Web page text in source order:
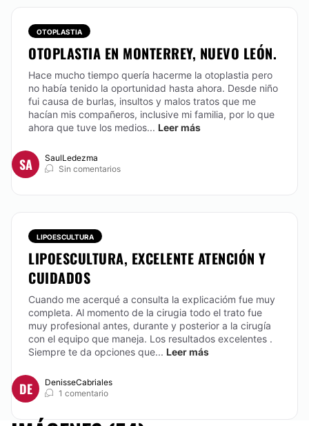
OTOPLASTIA
OTOPLASTIA EN MONTERREY, NUEVO LEÓN.
Hace mucho tiempo quería hacerme la otoplastia pero
no había tenido la oportunidad hasta ahora. Desde niño
fui causa de burlas, insultos y malos tratos que me
hacían mis compañeros, inclusive mi familia, por lo que
ahora que tuve los medios... Leer más
SA
SaulLedezma
Sin comentarios
LIPOESCULTURA
LIPOESCULTURA, EXCELENTE ATENCIÓN Y
CUIDADOS
Cuando me acerqué a consulta la explicacióm fue muy
completa. Al momento de la cirugia todo el trato fue
muy profesional antes, durante y posterior a la cirugía
con el equipo que maneja. Los resultados excelentes .
Siempre te da opciones que... Leer más
DE
DenisseCabriales
1 comentario